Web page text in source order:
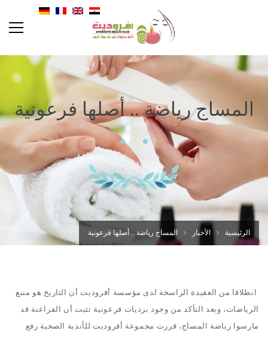
المساج رياضة .. أصلها فرعونية
الرئيسية الأخبار المساج رياضة .. أصلها فرعونية
انطلاقا من العقيدة الراسخة لدى مؤسسة أفروديت أن التاريخ هو منبع
الرياضات، وبعد التأكد من وجود برديات فرعونية تثبت أن الفراعنة قد
مارسوا رياضة المساج، قررت مجموعة أفروديت للأندية الصحية رفع